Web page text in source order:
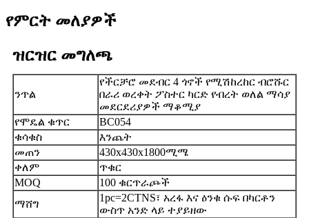
የምርት መለያዎች
ዝርዝር መግለጫ
ንጥል
የችርቻሮ መደብር 4 ጎኖች የሚሽከረከር ብሮሹር
በራሪ ወረቀት ፖስተር ካርድ የብረት ወለል ማሳያ
መደርደሪያዎች ማቆሚያ
የሞዴል ቁጥር
BC054
ቁሳቁስ
እንጨት
መጠን
430x430x1800ሚሜ
ቀለም
ጥቁር
MOQ
100 ቁርጥራጮች
ማሸግ
1pc=2CTNS፣ አረፋ እና ዕንቁ ሱፍ በካርቶን
ውስጥ አንድ ላይ ተያይዘው